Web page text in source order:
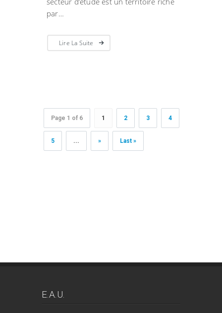
par…
Lire La Suite
Page 1 of 6 1 2 3 4
5 ... » Last »
E.A.U.